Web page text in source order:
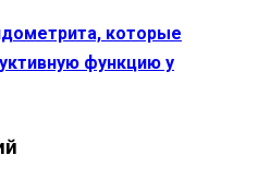
которые
функцию у